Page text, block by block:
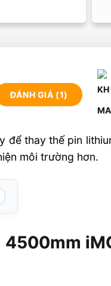
ĐÁNH GIÁ (1)
để thay thế pin
môi trường hơn.
4500mm